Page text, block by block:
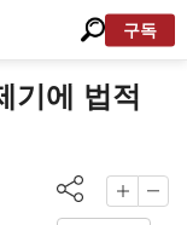
구독
기에 법적